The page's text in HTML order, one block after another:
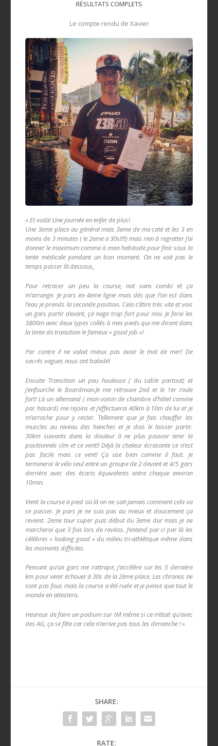
RÉSULTATS COMPLETS
Le compte rendu de Xavier
« Et voilà! Une journée en enfer de plus!
Une 3eme place au général mais 3eme de ma caté et les 3 en
moins de 3 minutes ( le 2eme a 30s!!!!) mais rien à regretter j’ai
donner le maximum comme à mon habitude pour finir sous la
tente médicale pendant un bon moment. On ne voit pas le
temps passer là dessous.
Pour retracer un peu la course, nat sans combi et ça
m’arrange. Je pars en 4eme ligne mais dès que l’on est dans
l’eau je prends la seconde position. Cela s’étire très vite et vois
un gars partir devant, ça nage trop fort pour moi. Je ferai les
3800m avec deux types collés à mes pieds qui me diront dans
la tente de transition le fameux « good job »!
Par contre il ne valait mieux pas avoir le mal de mer! De
sacrés vagues nous ont baladé!
Ensuite Transition un peu houleuse ( du sable partout) et
j’enfourche le Boardman.Je me retrouve 2nd et le 1er roule
fort! Là un allemand ( mon voisin de chambre d’hôtel comme
par hasard) me rejoins et j’effectuerai 40km à 10m de lui et je
m’arrache pour y rester. Tellement que je fais chauffer les
muscles au niveau des hanches et je dois le laisser partir.
30km suivants dans la douleur à ne plus pouvoir tenir la
positionnée clm et ce vent!! Déjà la chaleur écrasante ce n’est
pas facile mais ce vent! Ça use bien comme il faut. Je
terminerai le vélo seul entre un groupe de 2 devant et 4/5 gars
derrière avec des écarts équivalents entre chaque environ
10min.
Vient la course à pied où là on ne sait jamais comment cela va
se passer. Je pars je ne suis pas au mieux et doucement ça
revient. 2eme tour super puis début du 3eme dur mais je ne
marcherai que 3 fois lors de ravitos. J’entend par ci par là les
célèbres « looking good » du milieu tri-athlétique même dans
les moments difficiles.
Pensant qu’un gars me rattrape, j’accélère sur les 5 dernière
km pour venir échouer à 30s de la 2ème place. Les chronos ne
sont pas fous mais la course a été rude et je pense que tout le
monde en attestera.
Heureux de faire un podium sur IM même si ce n’était qu’avec
des AG, ça se fête car cela n’arrive pas tous les dimanche ! »
SHARE:
RATE: